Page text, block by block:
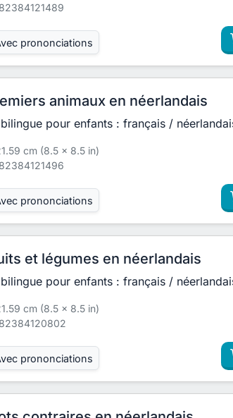
prononciations
animaux en néerlandais
pour enfants : français /
cm (8.5 x 8.5 in)
prononciations
et légumes en néerlandais
pour enfants : français /
cm (8.5 x 8.5 in)
prononciations